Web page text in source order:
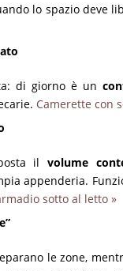
lo spazio deve
di giorno è un
Camerette con
il volume
appenderia.
sotto al letto »
le zone,